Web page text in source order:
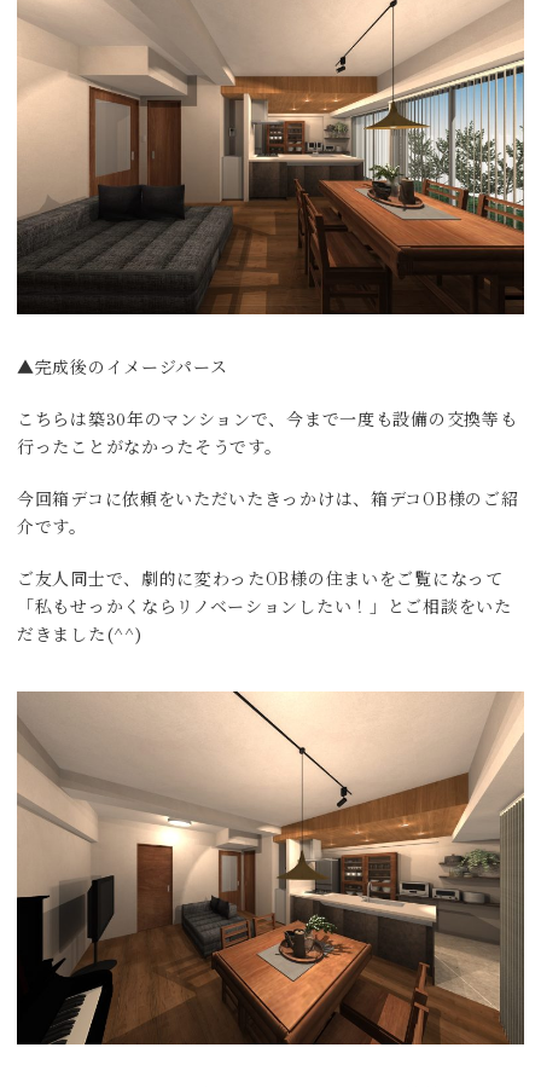
▲完成後のイメージパース
こちらは築30年のマンションで、今まで一度も設備の交換等も
行ったことがなかったそうです。
今回箱デコに依頼をいただいたきっかけは、箱デコOB様のご紹
介です。
ご友人同士で、劇的に変わったOB様の住まいをご覧になって
「私もせっかくならリノベーションしたい！」とご相談をいた
だきました(^^)